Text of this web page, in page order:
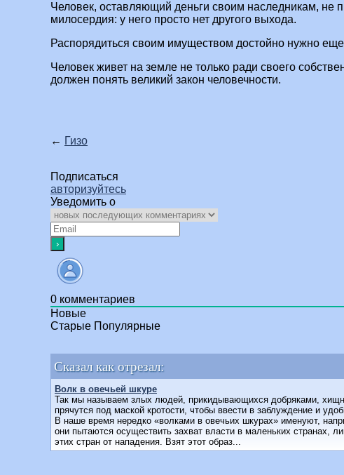
Человек, оставляющий деньги своим наследникам, не
милосердия: у него просто нет другого выхода.
Распорядиться своим имуществом достойно нужно
Человек живет на земле не только ради своего
должен понять великий закон человечности.
← Гизо
Подписаться
авторизуйтесь
Уведомить о
0 комментариев
Новые
Старые Популярные
Сказал как отрезал:
Волк в овечьей шкуре
Так мы называем злых людей, прикидывающихся добряками,
прячутся под маской кротости, чтобы ввести в заблуждение и
В наше время нередко «волками в овечьих шкурах» именуют,
они пытаются осуществить захват власти в маленьких странах,
этих стран от нападения. Взят этот образ...